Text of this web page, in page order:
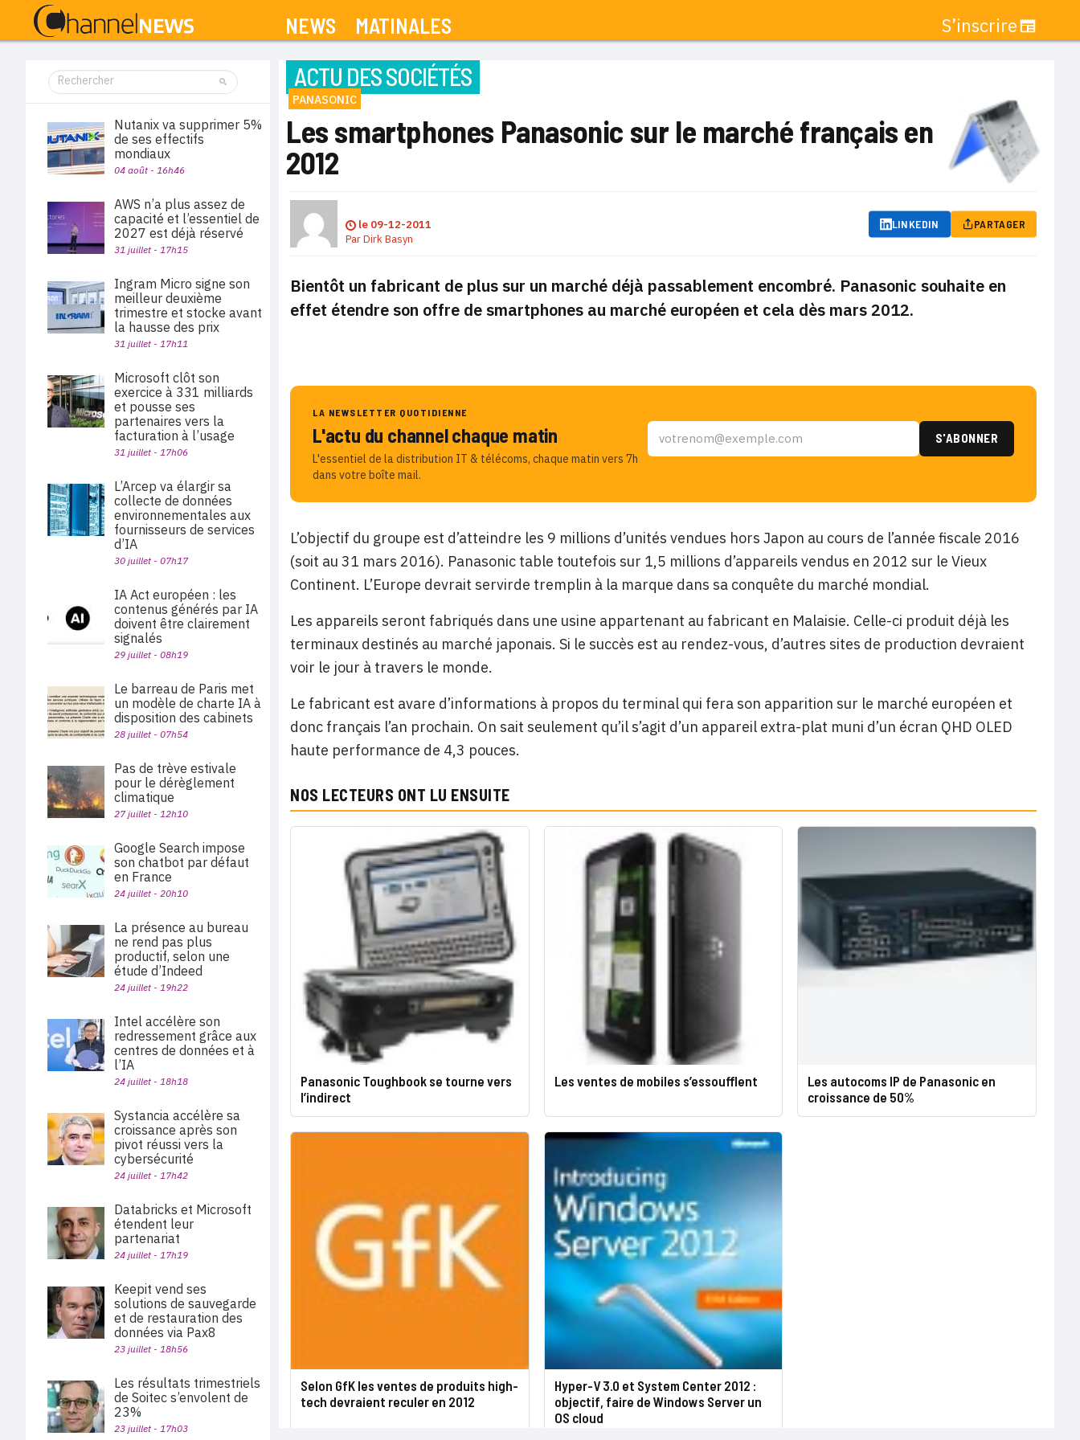
NEWS MATINALES S’inscrire
ACTU DES SOCIÉTÉS
PANASONIC
Les smartphones Panasonic sur le marché français en
2012
le 09-12-2011
ParDirk Basyn
LINKEDIN PARTAGER
Bientôt un fabricant de plus sur un marché déjà passablement encombré. Panasonic souhaite en
effet étendre son offre de smartphones au marché européen et cela dès mars 2012.
LA NEWSLETTER QUOTIDIENNE
L'actu du channel chaque matin
L'essentiel de la distribution IT & télécoms, chaque matin vers 7h
dans votre boîte mail.
L’objectif du groupe est d’atteindre les 9 millions d’unités vendues hors Japon au cours de l’année fiscale 2016
(soit au 31 mars 2016). Panasonic table toutefois sur 1,5 millions d’appareils vendus en 2012 sur le Vieux
Continent. L’Europe devrait servirde tremplin à la marque dans sa conquête du marché mondial.
Les appareils seront fabriqués dans une usine appartenant au fabricant en Malaisie. Celle-ci produit déjà les
terminaux destinés au marché japonais. Si le succès est au rendez-vous, d’autres sites de production devraient
voir le jour à travers le monde.
Le fabricant est avare d’informations à propos du terminal qui fera son apparition sur le marché européen et
donc français l’an prochain. On sait seulement qu’il s’agit d’un appareil extra-plat muni d’un écran QHD OLED
haute performance de 4,3 pouces.
NOS LECTEURS ONT LU ENSUITE
Panasonic Toughbook se tourne vers
l’indirect
Les ventes de mobiles s’essoufflent
Les autocoms IP de Panasonic en
croissance de 50%
Selon GfK les ventes de produits high-
tech devraient reculer en 2012
Hyper-V 3.0 et System Center 2012 :
objectif, faire de Windows Server un
OS cloud
Nutanix va supprimer 5%
de ses effectifs
mondiaux
04 août - 16h46
AWS n’a plus assez de
capacité et l’essentiel de
2027 est déjà réservé
31 juillet - 17h15
Ingram Micro signe son
meilleur deuxième
trimestre et stocke avant
la hausse des prix
31 juillet - 17h11
Microsoft clôt son
exercice à 331 milliards
et pousse ses
partenaires vers la
facturation à l’usage
31 juillet - 17h06
L’Arcep va élargir sa
collecte de données
environnementales aux
fournisseurs de services
d’IA
30 juillet - 07h17
IA Act européen : les
contenus générés par IA
doivent être clairement
signalés
29 juillet - 08h19
Le barreau de Paris met
un modèle de charte IA à
disposition des cabinets
28 juillet - 07h54
Pas de trève estivale
pour le dérèglement
climatique
27 juillet - 12h10
Google Search impose
son chatbot par défaut
en France
24 juillet - 20h10
La présence au bureau
ne rend pas plus
productif, selon une
étude d’Indeed
24 juillet - 19h22
Intel accélère son
redressement grâce aux
centres de données et à
l’IA
24 juillet - 18h18
Systancia accélère sa
croissance après son
pivot réussi vers la
cybersécurité
24 juillet - 17h42
Databricks et Microsoft
étendent leur
partenariat
24 juillet - 17h19
Keepit vend ses
solutions de sauvegarde
et de restauration des
données via Pax8
23 juillet - 18h56
Les résultats trimestriels
de Soitec s’envolent de
23%
23 juillet - 17h03